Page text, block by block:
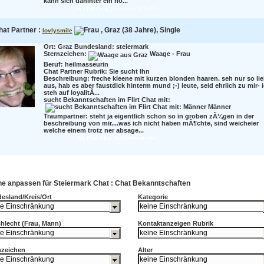
Partner : lovlysmile , Graz (38 Jahre), Single
Ort: Graz Bundesland: steiermark
Sternzeichen:
Waage - Frau
Beruf: heilmasseurin
Chat Partner Rubrik: Sie sucht Ihn
Beschreibung: freche kleene mit kurzen blonden haaren. seh nur so
aus, hab es aber faustdick hinterm mund ;-) leute, seid ehrlich zu mir-
steh auf loyalitÃ...
sucht Bekanntschaften im Flirt Chat mit:
Männer
Traumpartner: steht ja eigentlich schon so in groben zÃ¼gen in der
beschreibung von mir....was ich nicht haben mÃ¶chte, sind weicheier
welche einem trotz ner absage...
anpassen für Steiermark Chat : Chat Bekanntschaften
Kreis/Ort Kategorie
(Frau, Mann) Kontaktanzeigen Rubrik
Alter